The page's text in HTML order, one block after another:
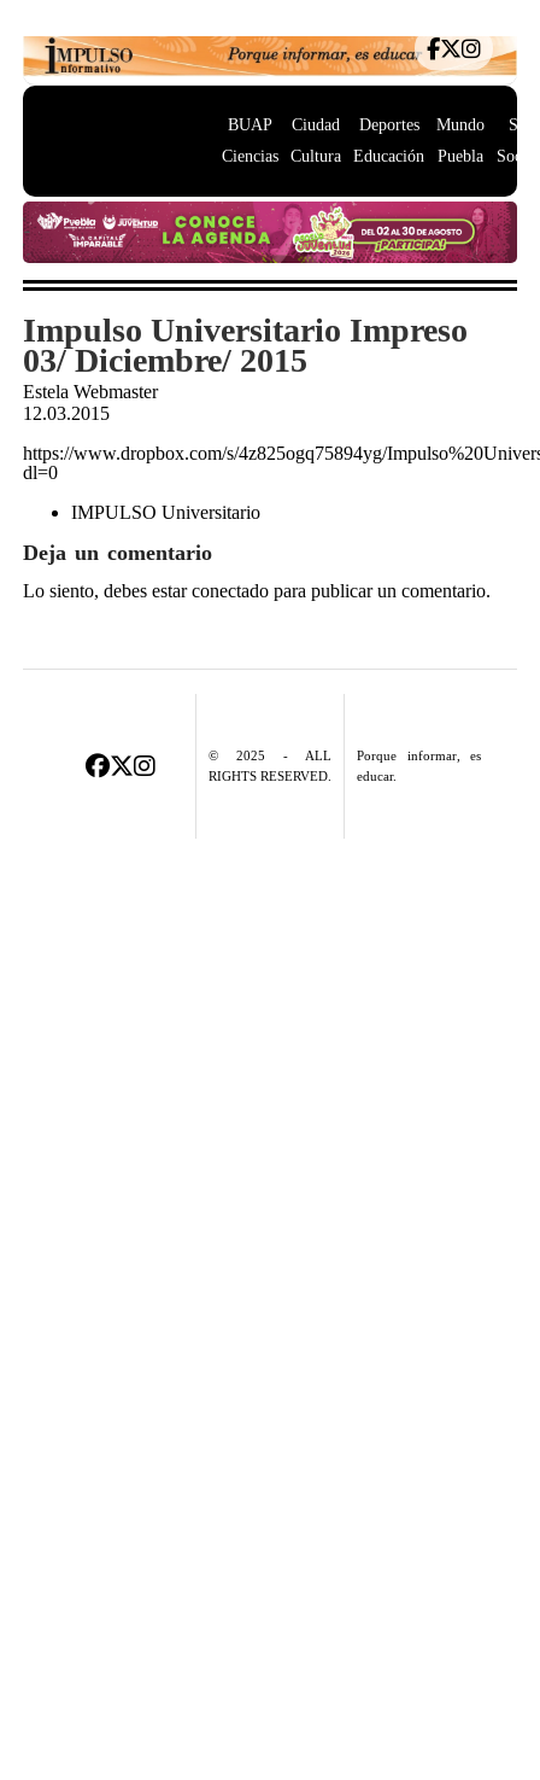
BUAP
Ciencias
Ciudad
Cultura
Deportes
Educación
Mundo
Puebla
Impulso Universitario Impreso
03/ Diciembre/ 2015
Estela Webmaster
12.03.2015
https://www.dropbox.com/s/4z825ogq75894yg/
dl=0
IMPULSO Universitario
Deja un comentario
Lo siento, debes estarconectadopara publicar un comentario.
© 2025 - ALL
RIGHTS RESERVED.
Porque informar, es
educar.